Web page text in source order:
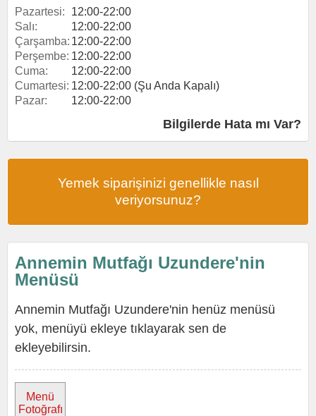
Pazartesi:
12:00-22:00
Salı:
12:00-22:00
Çarşamba: 12:00-22:00
Perşembe: 12:00-22:00
Cuma:
12:00-22:00
Cumartesi: 12:00-22:00 (Şu Anda Kapalı)
Pazar:
12:00-22:00
Bilgilerde Hata mı Var?
Yemek siparişinizi genellikle nasıl
veriyorsunuz?
Annemin Mutfağı Uzundere'nin
Menüsü
Annemin Mutfağı Uzundere'nin henüz menüsü
yok, menüyü ekleye tıklayarak sen de
ekleyebilirsin.
Menü
Fotoğrafı